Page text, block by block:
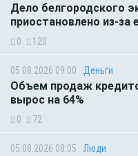
Дело белгородского
приостановлено из-за
0 120
05.08.2026 09:00 Деньги
Объем продаж
вырос на 64%
0 72
05.08.2026 08:05 Люди